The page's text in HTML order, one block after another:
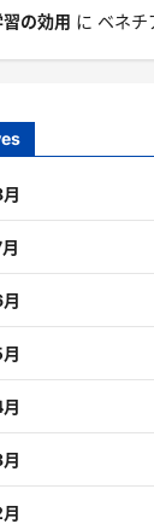
らはじめるおもてな
の効用 に ベネチ